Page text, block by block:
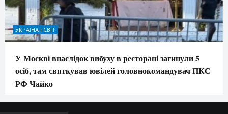
УКРАЇНА І СВІТ
У Москві внаслідок вибуху в ресторані загинули 5
осіб, там святкував ювілей головнокомандувач ПКС
РФ Чайко